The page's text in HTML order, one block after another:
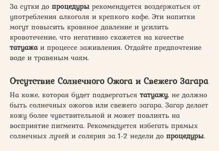
За сутки до процедуры рекомендуется воздержаться от
употребления алкоголя и крепкого кофе. Эти напитки
могут повысить кровяное давление и усилить
кровотечение, что негативно скажется на качестве
татуажаи процессе заживления. Отдайте предпочтение
воде и травяным чаям.
Отсутствие Солнечного Ожога и Свежего Загара
На коже, которая будет подвергаться татуажу, не должно
быть солнечных ожогов или свежего загара. Загар делает
кожу более чувствительной и может повлиять на
восприятие пигмента. Рекомендуется избегать прямых
солнечных лучей и солярия за 1-2 недели до процедуры.